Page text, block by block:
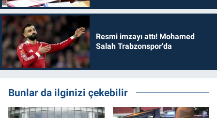
Resmi imzayı attı! Mohamed
Salah Trabzonspor'da
Bunlar da ilginizi çekebilir